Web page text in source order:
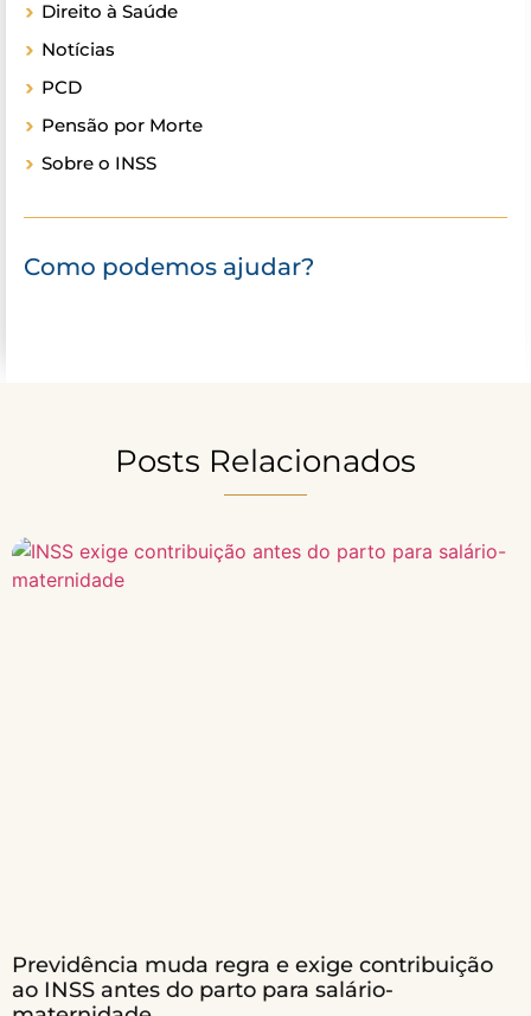
Direito à Saúde
Notícias
PCD
Pensão por Morte
Sobre o INSS
Como podemos ajudar?
Posts Relacionados
Previdência muda regra e exige contribuição
ao INSS antes do parto para salário-